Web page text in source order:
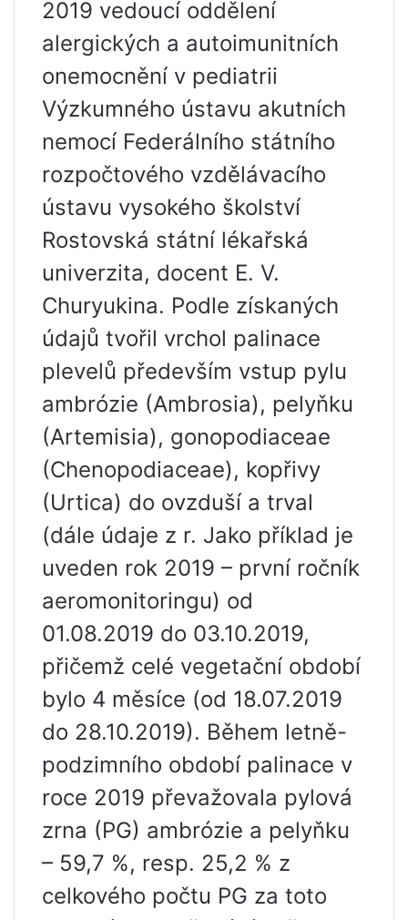
2019 vedoucí oddělení
alergických a autoimunitních
onemocnění v pediatrii
Výzkumného ústavu akutních
nemocí Federálního státního
rozpočtového vzdělávacího
ústavu vysokého školství
Rostovská státní lékařská
univerzita, docent E. V.
Churyukina. Podle získaných
údajů tvořil vrchol palinace
plevelů především vstup pylu
ambrózie (Ambrosia), pelyňku
(Artemisia), gonopodiaceae
(Chenopodiaceae), kopřivy
(Urtica) do ovzduší a trval
(dále údaje z r. Jako příklad je
uveden rok 2019 – první ročník
aeromonitoringu) od
01.08.2019 do 03.10.2019,
přičemž celé vegetační období
bylo 4 měsíce (od 18.07.2019
do 28.10.2019). Během letně-
podzimního období palinace v
roce 2019 převažovala pylová
zrna (PG) ambrózie a pelyňku
– 59,7 %, resp. 25,2 % z
celkového počtu PG za toto